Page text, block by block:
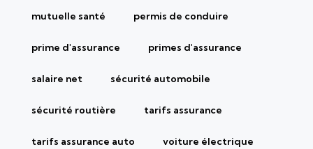
mutuelle santé permis de conduire
prime d'assurance primes d'assurance
salaire net sécurité automobile
sécurité routière tarifs assurance
tarifs assurance auto voiture électrique